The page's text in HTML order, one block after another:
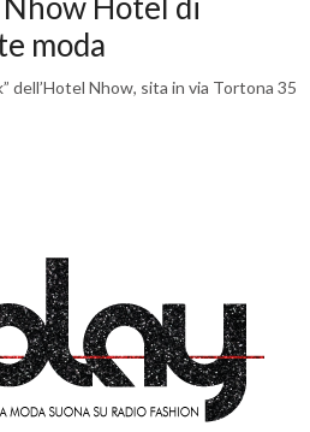
moda
dell’Hotel Nhow, sita in via Tortona 35